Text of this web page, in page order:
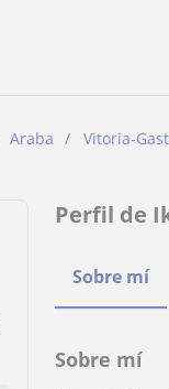
Araba Vitoria-
Perfil de
Sobre mí
Sobre mí